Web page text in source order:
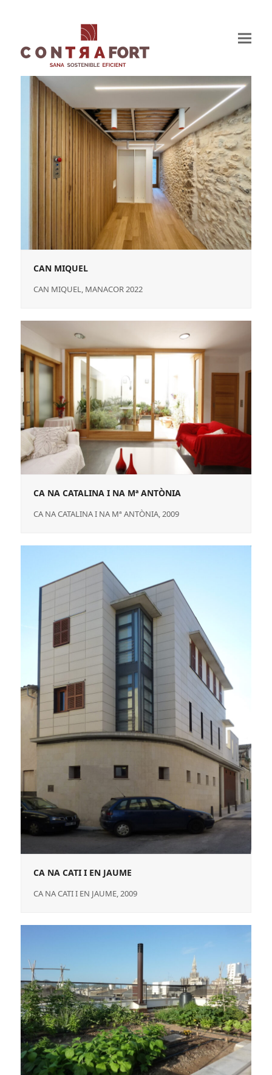
CAN MIQUEL
CAN MIQUEL, MANACOR 2022
CA NA CATALINA I NA Mª ANTÒNIA
CA NA CATALINA I NA Mª ANTÒNIA, 2009
CA NA CATI I EN JAUME
CA NA CATI I EN JAUME, 2009